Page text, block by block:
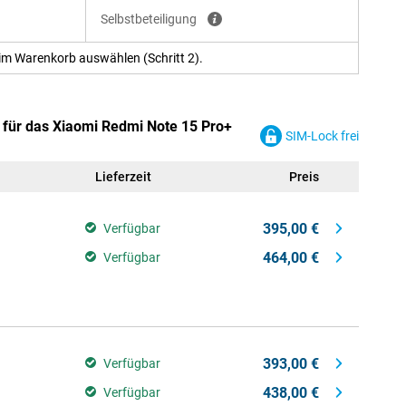
Selbstbeteiligung
Warenkorb auswählen (Schritt 2).
das Xiaomi Redmi Note 15 Pro+
SIM-Lock frei
Lieferzeit Preis
Verfügbar 395,00 €
Verfügbar 464,00 €
Verfügbar 393,00 €
Verfügbar 438,00 €